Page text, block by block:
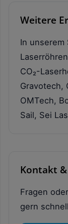
Weitere
In unserem
CO₂-
Gravotech,
OMTech,
Sail, Sei
Kontakt
Fragen
gern